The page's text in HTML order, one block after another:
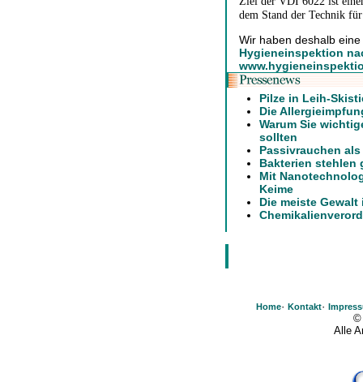
dem Stand der Technik
Wir haben deshalb
Hygieneinspektion
Pilze in Leih-
Die
Warum Sie
sollten
Passivrauchen
Bakterien stehlen
Mit
Keime
Die meiste
Home· Kontakt·
©
Alle